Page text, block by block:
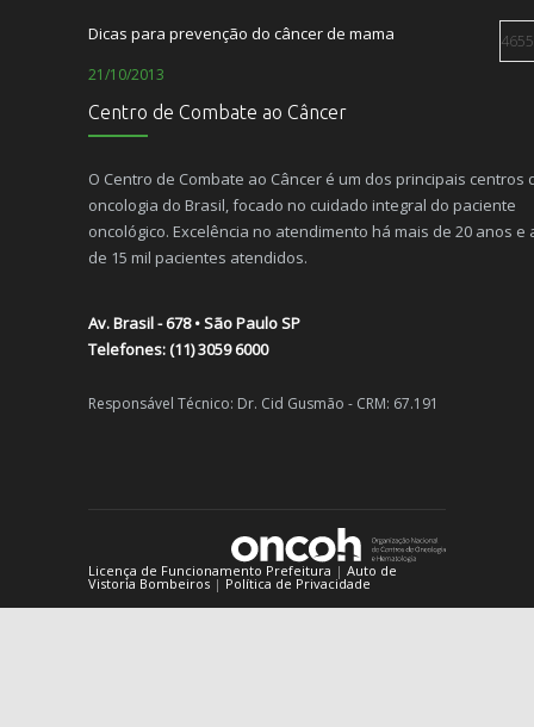
Dicas para prevenção do câncer de mama
21/10/2013
O paciente com câncer não precisa sentir dor
O Câncer é hereditário?
10/12/2014
13/07/2015
Centro de Combate ao Câncer
O Centro de Combate ao Câncer é um dos principais centros
oncologia do Brasil, focado no cuidado integral do paciente
oncológico. Excelência no atendimento há mais de 20 anos e
de 15 mil pacientes atendidos.
Av. Brasil - 678 • São Paulo SP
Telefones: (11) 3059 6000
Responsável Técnico: Dr. Cid Gusmão - CRM: 67.191
Licença de Funcionamento Prefeitura | Auto de
Vistoria Bombeiros | Política de Privacidade